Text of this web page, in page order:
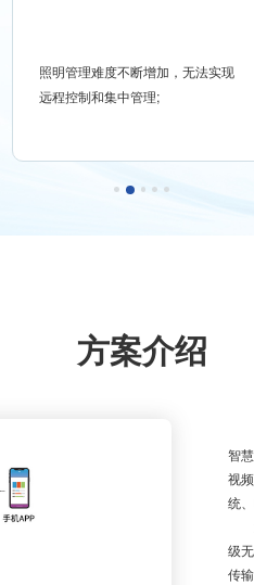
照明管理难度不断增加，无法实现
远程控制和集中管理;
方案介绍
智
视
统
级
传